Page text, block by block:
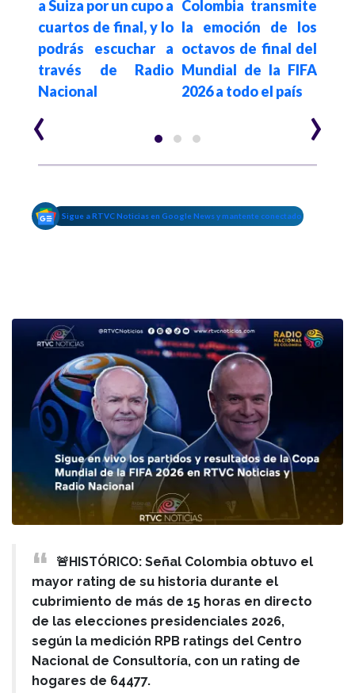
a Suiza por un cupo a
cuartos de final, y lo
podrás escuchar a
través de Radio
Nacional
Colombia transmite
la emoción de los
octavos de final del
Mundial de la FIFA
2026 a todo el país
‹ ›
Sigue a RTVC Noticias en Google News y mantente conectado
🚨HISTÓRICO: Señal Colombia obtuvo el
mayor rating de su historia durante el
cubrimiento de más de 15 horas en directo
de las elecciones presidenciales 2026,
según la medición RPB ratings del Centro
Nacional de Consultoría, con un rating de
hogares de 64477.